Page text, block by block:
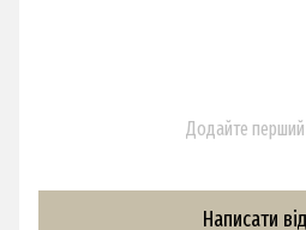
Додайте перший
Написати